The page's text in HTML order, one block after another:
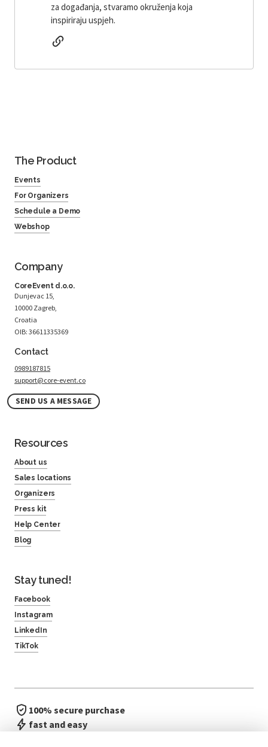
za događanja, stvaramo okruženja koja
inspiriraju uspjeh.
The Product
Events
For Organizers
Schedule a Demo
Webshop
Company
CoreEvent d.o.o.
Dunjevac 15,
10000 Zagreb,
Croatia
OIB: 36611335369
Contact
0989187815
support@core-event.co
SEND US A MESSAGE
Resources
About us
Sales locations
Organizers
Press kit
Help Center
Blog
Stay tuned!
Facebook
Instagram
LinkedIn
TikTok
100% secure purchase
fast and easy